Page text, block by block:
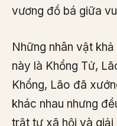
vương đồ bá giữa
Những nhân vật
này là Khổng Tử,
Khổng, Lão đã
khác nhau nhưng
trật tự xã hội và giải